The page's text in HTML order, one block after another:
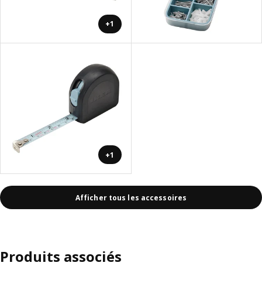
+1
+1
Afficher tous les accessoires
Produits associés